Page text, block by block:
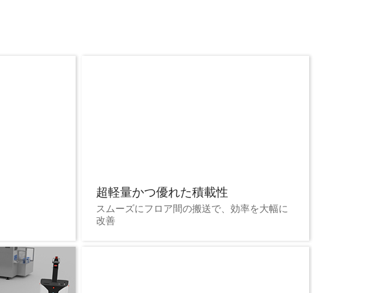
超軽量かつ優れた積載性
スムーズにフロア間の搬送で、効率を大幅に
改善